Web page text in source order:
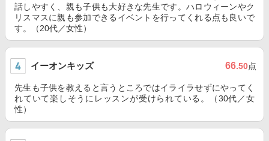
話しやすく、親も子供も大好きな先生です。ハロウィーンやク
リスマスに親も参加できるイベントを行ってくれる点も良いで
す。（20代／女性）
イーオンキッズ 66.50点
先生も子供を教えると言うところではイライラせずにやってく
れていて楽しそうにレッスンが受けられている。（30代／女
性）